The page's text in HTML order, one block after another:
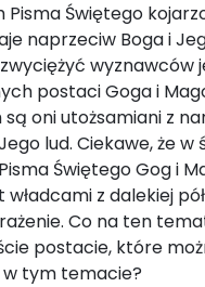
Świętego
naprzeciw Boga i
wyznawców
postaci Goga i
oni utożsamiani z
lud. Ciekawe, że
Świętego Gog i
z dalekiej
Co na ten
postacie, które
w tym temacie?